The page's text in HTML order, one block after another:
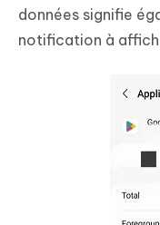
données signifie
notification à